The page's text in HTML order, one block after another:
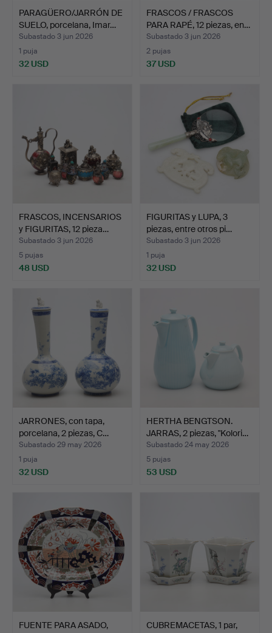
PARAGÜERO/JARRÓN DE
SUELO, porcelana, Imar…
Subastado 3 jun 2026
1 puja
32 USD
FRASCOS / FRASCOS
PARA RAPÉ, 12 piezas, en…
Subastado 3 jun 2026
2 pujas
37 USD
FRASCOS, INCENSARIOS
y FIGURITAS, 12 pieza…
Subastado 3 jun 2026
5 pujas
48 USD
FIGURITAS y LUPA, 3
piezas, entre otros pi…
Subastado 3 jun 2026
1 puja
32 USD
JARRONES, con tapa,
porcelana, 2 piezas, C…
Subastado 29 may 2026
1 puja
32 USD
HERTHA BENGTSON.
JARRAS, 2 piezas, "Kolori…
Subastado 24 may 2026
5 pujas
53 USD
FUENTE PARA ASADO,
CUBREMACETAS, 1 par,